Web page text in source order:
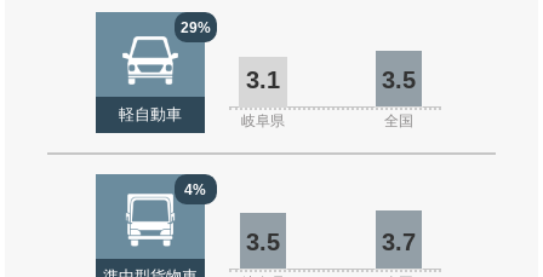
29%
軽自動車
3.1 3.5
岐阜県 全国
4%
3.5 3.7